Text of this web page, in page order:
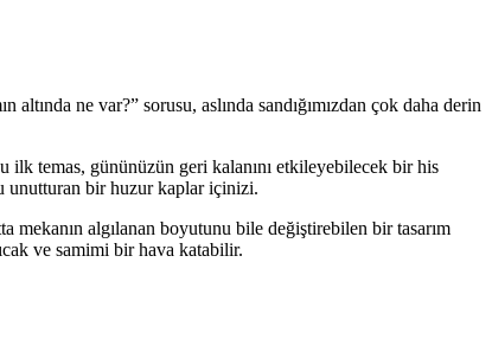
ne var?” sorusu, aslında sandığımızdan çok daha derin
ilk temas, gününüzün geri kalanını etkileyebilecek bir his
unutturan bir huzur kaplar içinizi.
mekanın algılanan boyutunu bile değiştirebilen bir tasarım
ve samimi bir hava katabilir.